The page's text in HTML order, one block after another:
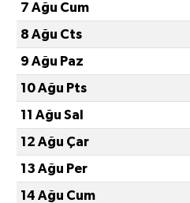
7 Ağu Cum
8 Ağu Cts
9 Ağu Paz
10 Ağu Pts
11 Ağu Sal
12 Ağu Çar
13 Ağu Per
14 Ağu Cum